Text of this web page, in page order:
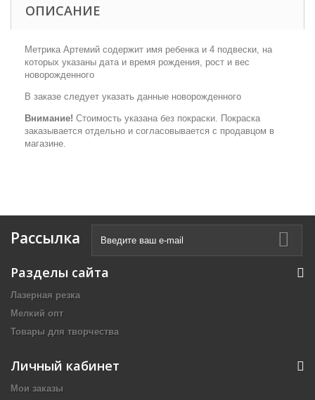
ОПИСАНИЕ
Метрика Артемий содержит имя ребенка и 4 подвески, на
которых указаны дата и время рождения, рост и вес
новорожденного
В заказе следует указать данные новорожденного
Внимание! Стоимость указана без покраски. Покраска
заказывается отдельно и согласовывается с продавцом в
магазине.
Рассылка
Разделы сайта
Лазерная резка
Мелкий опт
Товары для творчества
Личный кабинет
Мои заказы